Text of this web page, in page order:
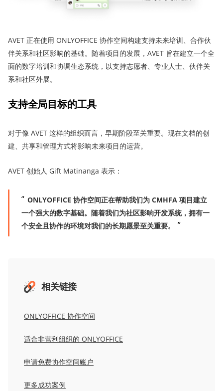
AVET 正在使用 ONLYOFFICE 协作空间构建支持未来培训、合作伙
伴关系和社区影响的基础。随着项目的发展，AVET 旨在建立一个全
面的数字培训和协调生态系统，以支持志愿者、专业人士、伙伴关
系和社区外展。
支持全局目标的工具
对于像 AVET 这样的组织而言，早期阶段至关重要。现在文档的创
建、共享和管理方式将影响未来项目的运营。
AVET 创始人 Gift Matinanga 表示：
ONLYOFFICE 协作空间正在帮助我们为 CMHFA 项目建立
一个强大的数字基础。随着我们为社区影响开发系统，拥有一
个安全且协作的环境对我们的长期愿景至关重要。
相关链接
ONLYOFFICE 协作空间
适合非营利组织的 ONLYOFFICE
申请免费协作空间账户
更多成功案例